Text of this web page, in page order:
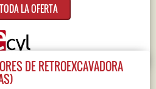
LA OFERTA
DE RETROEXCAVADORA